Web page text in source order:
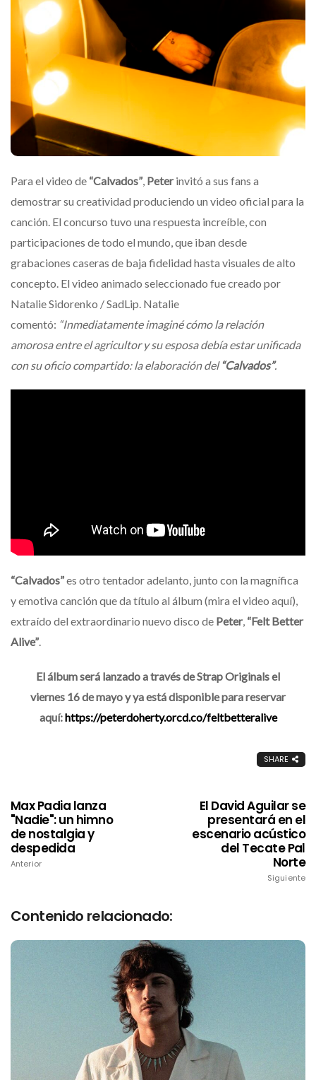
Para el video de “Calvados”, Peterinvitó a sus fans a
demostrar su creatividad produciendo un video oficial para la
canción. El concurso tuvo una respuesta increíble, con
participaciones de todo el mundo, que iban desde
grabaciones caseras de baja fidelidad hasta visuales de alto
concepto. El video animado seleccionado fue creado por
Natalie Sidorenko / SadLip. Natalie
comentó: “Inmediatamente imaginé cómo la relación
amorosa entre el agricultor y su esposa debía estar unificada
con su oficio compartido: la elaboración del“Calvados”.
“Calvados”es otro tentador adelanto, junto con la magnífica
y emotiva canción que da título al álbum (mira el video aquí),
extraído del extraordinario nuevo disco de Peter, “Felt Better
Alive”.
El álbum será lanzado a través de Strap Originals el
viernes 16 de mayo y ya está disponible para reservar
aquí:https://peterdoherty.orcd.co/feltbetteralive
SHARE
Max Padia lanza
"Nadie": un himno
de nostalgia y
despedida
Anterior
El David Aguilar se
presentará en el
escenario acústico
del Tecate Pal
Norte
Siguiente
Contenido relacionado: